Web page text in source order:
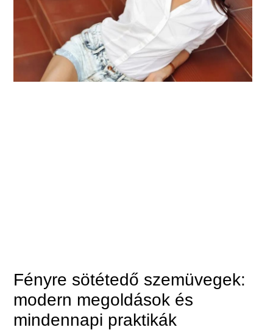
Fényre sötétedő szemüvegek:
modern megoldások és
mindennapi praktikák